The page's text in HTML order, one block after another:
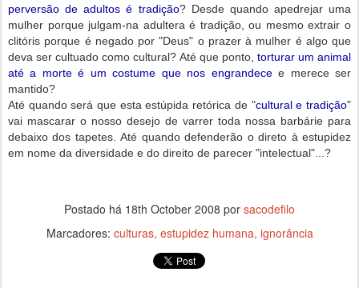
perversão de adultos é tradição? Desde quando apedrejar uma
mulher porque julgam-na adultera é tradição, ou mesmo extrair o
clitóris porque é negado por "Deus" o prazer à mulher é algo que
deva ser cultuado como cultural? Até que ponto, torturar um animal
até a morte é um costume que nos engrandecee merece ser
mantido?
Até quando será que esta estúpida retórica de "cultural e tradição"
vai mascarar o nosso desejo de varrer toda nossa barbárie para
debaixo dos tapetes. Até quando defenderão o direto à estupidez
em nome da diversidade e do direito de parecer "intelectual"...?
Postado há 18th October 2008 por sacodefilo
Marcadores: culturas estupidez humana ignorância